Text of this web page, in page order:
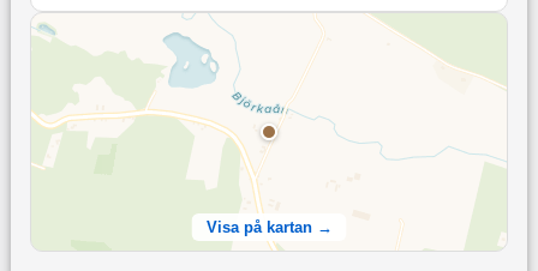
Visa på kartan →